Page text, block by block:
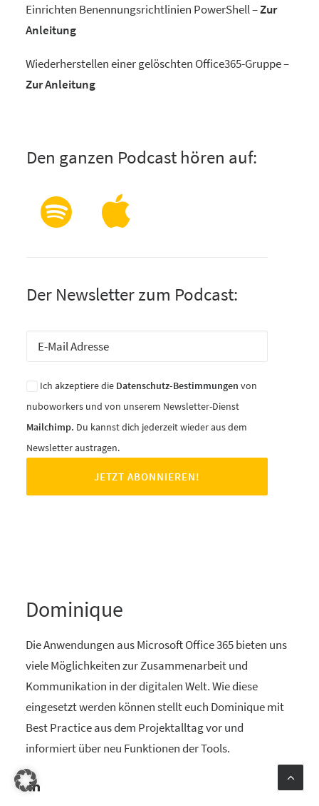
Einrichten Benennungsrichtlinien PowerShell –Zur
Anleitung
Wiederherstellen einer gelöschten Office365-Gruppe –
Zur Anleitung
Den ganzen Podcast hören auf:
Der Newsletter zum Podcast:
Ich akzeptiere die Datenschutz-Bestimmungen von
nuboworkers und von unserem Newsletter-Dienst
Mailchimp. Du kannst dich jederzeit wieder aus dem
Newsletter austragen.
Dominique
Die Anwendungen aus Microsoft Office 365 bieten uns
viele Möglichkeiten zur Zusammenarbeit und
Kommunikation in der digitalen Welt. Wie diese
eingesetzt werden können stellt euch Dominique mit
Best Practice aus dem Projektalltag vor und
informiert über neu Funktionen der Tools.